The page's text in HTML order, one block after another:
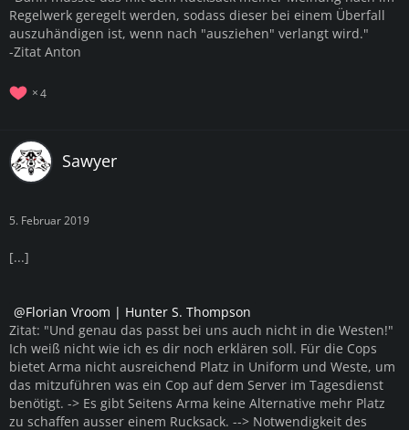
Regelwerk geregelt werden, sodass dieser bei einem Überfall
auszuhändigen ist, wenn nach "ausziehen" verlangt wird."
-Zitat Anton
4
Sawyer
5. Februar 2019
[...]
Florian Vroom | Hunter S. Thompson
Zitat: "Und genau das passt bei uns auch nicht in die Westen!"
Ich weiß nicht wie ich es dir noch erklären soll. Für die Cops
bietet Arma nicht ausreichend Platz in Uniform und Weste, um
das mitzuführen was ein Cop auf dem Server im Tagesdienst
benötigt. -> Es gibt Seitens Arma keine Alternative mehr Platz
zu schaffen ausser einem Rucksack. --> Notwendigkeit des